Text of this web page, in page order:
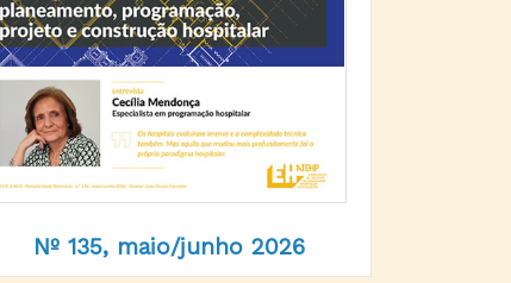
Nº 135, maio/junho 2026